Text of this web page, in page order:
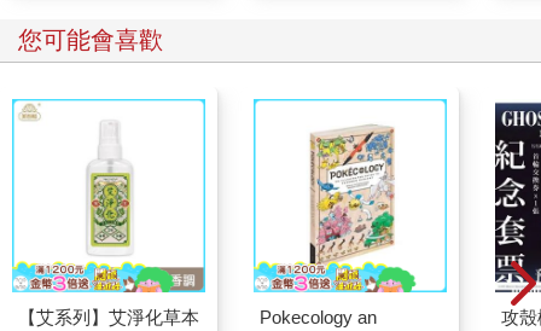
您可能會喜歡
【艾系列】艾淨化草本
Pokecology an
攻殼